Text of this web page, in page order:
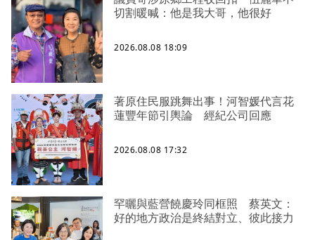
切割暖喊：他是我大哥，他很好
2026.08.08 18:09
著原住民服跳舞出事！河智媛代言花
蓮豐年節引輿論 經紀公司回應
2026.08.08 17:32
罕曬與藍營饒慶玲同框照 蔡英文：
好的地方政治是終結對立、彼此接力